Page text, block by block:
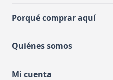
Porqué comprar aquí
Quiénes somos
Mi cuenta